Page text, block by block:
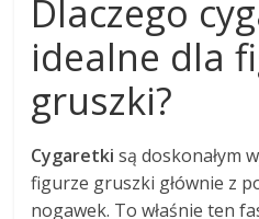
Dlaczego
idealne dla
gruszki?
Cygaretki są doskonałym
figurze gruszki głównie z
nogawek. To właśnie ten